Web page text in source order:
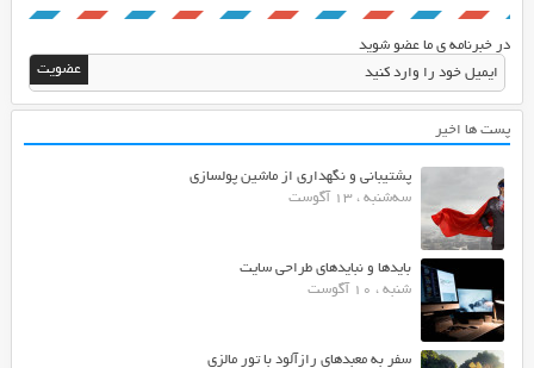
در خبرنامه ی ما عضو شوید
پست ها اخیر
پشتیبانی و نگهداری از ماشین پولسازی
سه‌شنبه ، 13 آگوست
بایدها و نبایدهای طراحی سایت
شنبه ، 10 آگوست
سفر به معبدهای رازآلود با تور مالزی